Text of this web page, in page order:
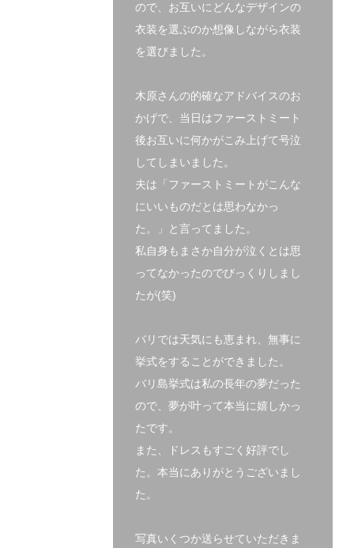
ので、お互いにどんなデザインの
衣装を選ぶのか想像しながら衣装
を選びました。
木原さんの的確なアドバイスのお
かげで、当日はファーストミート
後お互いに何かがこみ上げて号泣
してしまいました。
夫は「ファーストミートがこんな
にいいものだとは思わなかっ
た。」と言ってました。
私自身もまさか自分が泣くとは思
ってなかったのでびっくりしまし
たが(笑)
バリでは天気にも恵まれ、無事に
挙式をすることができました。
バリ島挙式は私の長年の夢だった
ので、夢が叶って本当に嬉しかっ
たです。
また、ドレスもすごく好評でし
た。本当にありがとうございまし
た。
写真いくつか送らせていただきま